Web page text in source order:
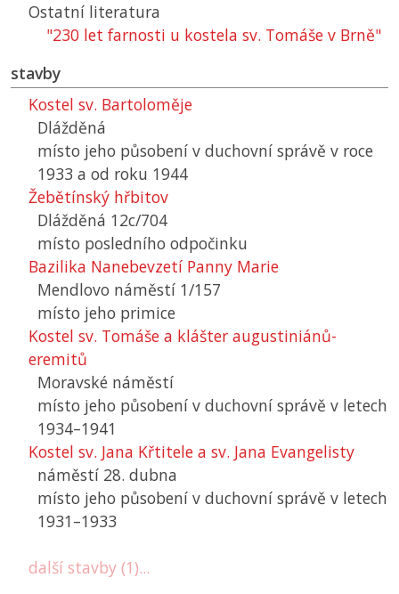
Ostatní literatura
"230 let farnosti u kostela sv. Tomáše v Brně"
stavby
Kostel sv. Bartoloměje
Dlážděná
místo jeho působení v duchovní správě v roce
1933 a od roku 1944
Žebětínský hřbitov
Dlážděná 12c/704
místo posledního odpočinku
Bazilika Nanebevzetí Panny Marie
Mendlovo náměstí 1/157
místo jeho primice
Kostel sv. Tomáše a klášter augustiniánů-
eremitů
Moravské náměstí
místo jeho působení v duchovní správě v letech
1934–1941
Kostel sv. Jana Křtitele a sv. Jana Evangelisty
náměstí 28. dubna
místo jeho působení v duchovní správě v letech
1931–1933
další stavby (1)...